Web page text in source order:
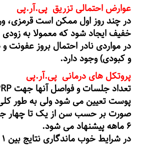
عوارض احتمالی تزریق پی.آر.پی
در چند روز اول ممکن است قرمزی،
خفیف ایجاد شود که معمولا به
در مواردی نادر احتمال بروز عفونت
و کبودی) وجود دارد.
پروتکل های درمانی پی.آر.پی
پوست تعیین می شود ولی به طور
۶ ماهه پیشنهاد می شود.
در شرایط خوب ماندگاری نتایج بین ۱ تا ۳ سال است.